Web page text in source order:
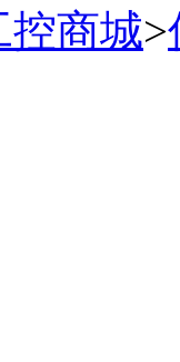
控商城>